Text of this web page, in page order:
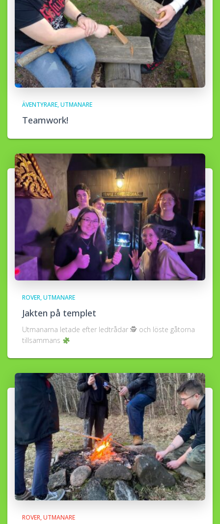
ÄVENTYRARE UTMANARE
Teamwork!
ROVER UTMANARE
Jakten på templet
Utmanarna letade efter ledtrådar 🕵 och löste gåtorna
tillsammans
ROVER UTMANARE